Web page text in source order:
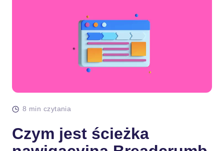
8 min czytania
Czym jest ścieżka